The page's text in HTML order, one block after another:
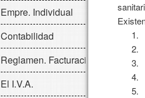
Empre. Individual
Contabilidad
Reglamen. Facturación
El I.V.A.
1.
2.
3.
4.
5.